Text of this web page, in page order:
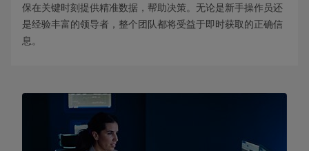
保在关键时刻提供精准数据，帮助决策。无论是新手操作员还
是经验丰富的领导者，整个团队都将受益于即时获取的正确信
息。